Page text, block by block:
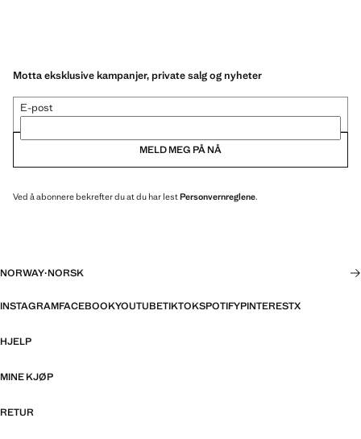
Motta eksklusive kampanjer, private salg og nyheter
E-post
MELD MEG PÅ NÅ
Ved å abonnere bekrefter du at du har lestPersonvernreglene.
NORWAY·NORSK
INSTAGRAMFACEBOOKYOUTUBETIKTOKSPOTIFYPINTERESTX
HJELP
MINE KJØP
RETUR